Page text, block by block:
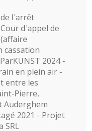
l'arrêt
d'appel de
cassation
2024 -
en plein air -
entre les
Pierre,
Auderghem
2021 - Projet
SRL